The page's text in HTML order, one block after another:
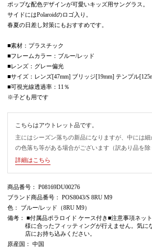
ポップな配色デザインが可愛いキッズ用サングラス。
サイドにはPolaroidのロゴ入り。
春夏の日差し対策にもおすすめです。
■素材：プラスチック
■フレームカラー：ブルー/レッド
■レンズ：グレー偏光
■サイズ：レンズ[47mm] ブリッジ[19mm] テンプル
■可視光線透過率：11％
※子ども用です
こちらはアウトレット品です。
主にはシーズン落ちの新品になりますが、中には
の色落ち等がある場合がございます（訳あり品を除
詳細はこちら
商品番号 ： P08169DU00276
ブランド商品番号 ： POS8043/S 8RU M9
色 ： ブルー/レッド（8RU M9）
備考 ： ■付属品ポラロイド ケース付き■注意事項ネッ
様に合ったフィッティングが行えません。気に
店にお持ち込みください。
原産国 ： 中国